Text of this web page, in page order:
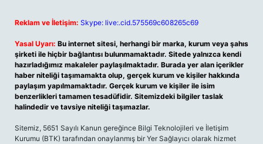
Reklam ve İletişim: Skype: live:.cid.575569c608265c69
Yasal Uyarı: Bu internet sitesi, herhangi bir marka, kurum veya şahıs
şirketi ile hiçbir bağlantısı bulunmamaktadır. Sitede yalnızca kendi
hazırladığımız makaleler paylaşılmaktadır. Burada yer alan içerikler
haber niteliği taşımamakta olup, gerçek kurum ve kişiler hakkında
paylaşım yapılmamaktadır. Gerçek kurum ve kişiler ile isim
benzerlikleri tamamen tesadüfidir. Sitemizdeki bilgiler taslak
halindedir ve tavsiye niteliği taşımazlar.
Sitemiz, 5651 Sayılı Kanun gereğince Bilgi Teknolojileri ve İletişim
Kurumu (BTK) tarafından onaylanmış bir Yer Sağlayıcı olarak hizmet